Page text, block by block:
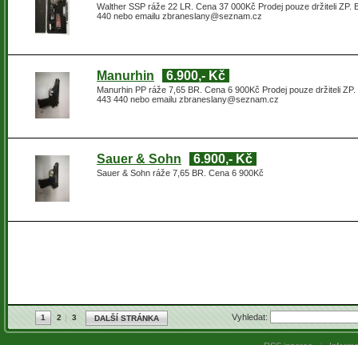
Walther SSP ráže 22 LR. Cena 37 000Kč Prodej pouze držiteli
440 nebo emailu zbraneslany@seznam.cz
Manurhin 6.900,- Kč
Manurhin PP ráže 7,65 BR. Cena 6 900Kč Prodej pouze držiteli
443 440 nebo emailu zbraneslany@seznam.cz
Sauer & Sohn 6.900,- Kč
Sauer & Sohn ráže 7,65 BR. Cena 6 900Kč
1 2 3 DALŠÍ STRÁNKA Vyhledat: